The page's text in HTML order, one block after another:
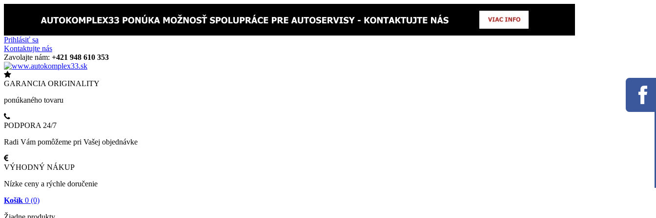
Prihlásiť sa
Kontaktujte nás
Zavolajte nám: +421 948 610 353
GARANCIA ORIGINALITY
ponúkaného tovaru
PODPORA 24/7
Radi Vám pomôžeme pri Vašej objednávke
VÝHODNÝ NÁKUP
Nízke ceny a rýchle doručenie
Košík 0 (0)